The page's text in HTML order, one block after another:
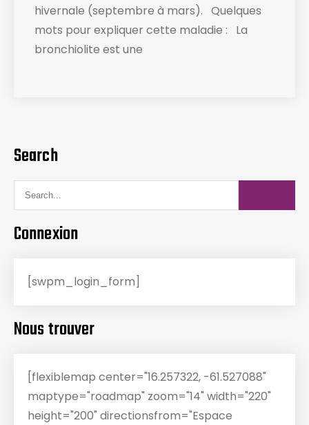
hivernale (septembre à mars). Quelques
mots pour expliquer cette maladie : La
bronchiolite est une
Search
Connexion
[swpm_login_form]
Nous trouver
[flexiblemap center="16.257322, -61.527088"
maptype="roadmap" zoom="14" width="220"
height="200" directionsfrom="Espace